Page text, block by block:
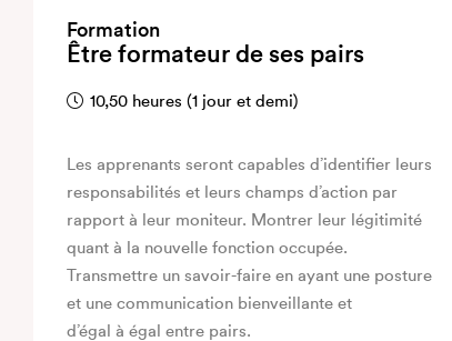
Formation
Être formateur de ses pairs
10,50 heures (1 jour et demi)
Les apprenants seront capables d’identifier leurs
responsabilités et leurs champs d’action par
rapport à leur moniteur. Montrer leur légitimité
quant à la nouvelle fonction occupée.
Transmettre un savoir-faire en ayant une posture
et une communication bienveillante et
d’égal à égal entre pairs.